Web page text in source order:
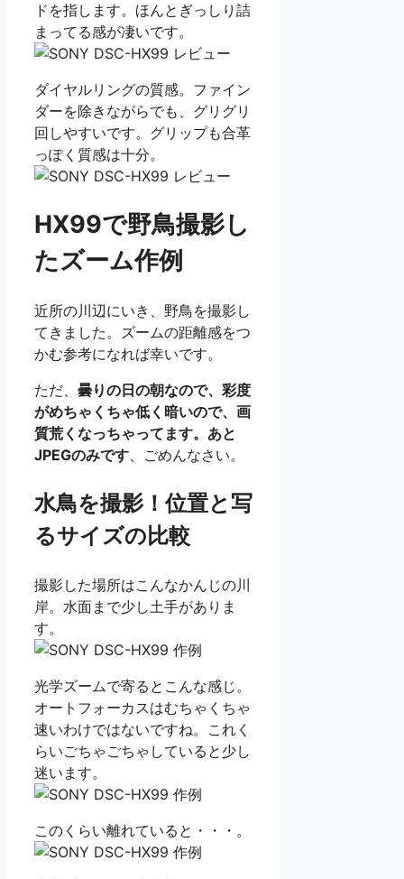
ドを指します。ほんとぎっしり詰
まってる感が凄いです。
ダイヤルリングの質感。ファイン
ダーを除きながらでも、グリグリ
回しやすいです。グリップも合革
っぽく質感は十分。
HX99で野鳥撮影し
たズーム作例
近所の川辺にいき、野鳥を撮影し
てきました。ズームの距離感をつ
かむ参考になれば幸いです。
ただ、 曇りの日の朝なので、彩度
がめちゃくちゃ低く暗いので、画
質荒くなっちゃってます。あと
JPEGのみです 、ごめんなさい。
水鳥を撮影！位置と写
るサイズの比較
撮影した場所はこんなかんじの川
岸。水面まで少し土手がありま
す。
光学ズームで寄るとこんな感じ。
オートフォーカスはむちゃくちゃ
速いわけではないですね。これく
らいごちゃごちゃしていると少し
迷います。
このくらい離れていると・・・。